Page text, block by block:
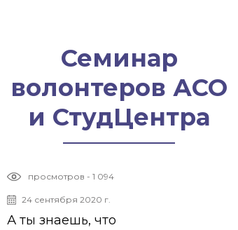
Семинар
волонтеров АСО
и СтудЦентра
просмотров - 1 094
24 сентября 2020 г.
А ты знаешь, что